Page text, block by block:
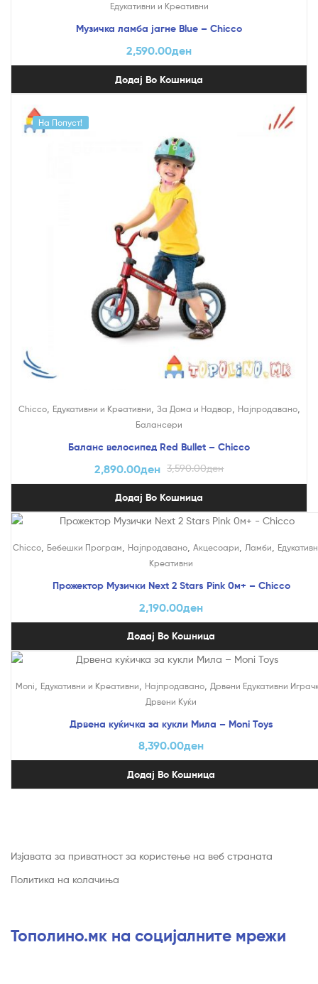
Едукативни и Креативни
Музичка ламба јагне Blue – Chicco
2,590.00ден
Додај Во Кошница
На Попуст!
Chicco, Едукативни и Креативни За Дома и Надвор Најпродавано,
Балансери
Баланс велосипед Red Bullet – Chicco
3,590.00ден
2,890.00ден
Додај Во Кошница
Chicco, Бебешки Програм Најпродавано, Акцесоари Ламби
Креативни
Прожектор Музички Next 2 Stars Pink 0м+ – Chicco
2,190.00ден
Додај Во Кошница
Moni Едукативни и Креативни Најпродавано, Дрвени Едукативни
Дрвени Куќи
Дрвена куќичка за кукли Мила – Moni Toys
8,390.00ден
Додај Во Кошница
Изјавата за приватност за користење на веб страната
Политика на колачиња
Тополино.мк на социјалните мрежи